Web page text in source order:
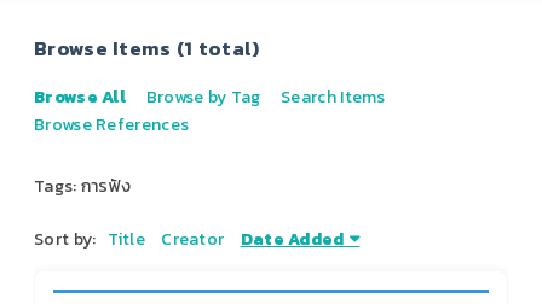
Browse Items (1 total)
Browse All Browse by Tag
Search Items
Browse References
Tags: การฟัง
Sort by: Title Creator Date Added